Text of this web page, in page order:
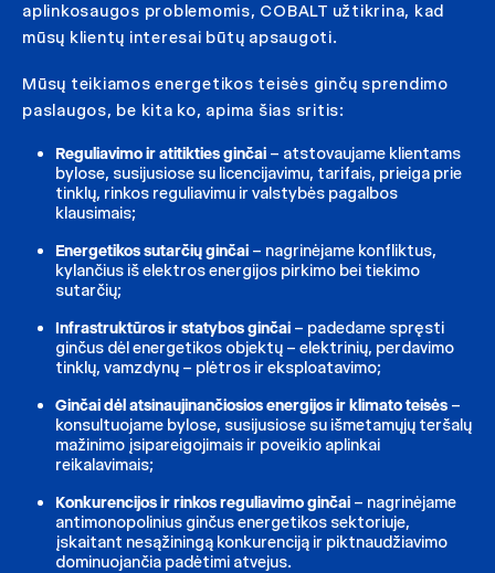
aplinkosaugos problemomis, COBALT užtikrina, kad
mūsų klientų interesai būtų apsaugoti.
Mūsų teikiamos energetikos teisės ginčų sprendimo
paslaugos, be kita ko, apima šias sritis:
Reguliavimo ir atitikties ginčai – atstovaujame klientams
bylose, susijusiose su licencijavimu, tarifais, prieiga prie
tinklų, rinkos reguliavimu ir valstybės pagalbos
klausimais;
Energetikos sutarčių ginčai – nagrinėjame konfliktus,
kylančius iš elektros energijos pirkimo bei tiekimo
sutarčių;
Infrastruktūros ir statybos ginčai – padedame spręsti
ginčus dėl energetikos objektų – elektrinių, perdavimo
tinklų, vamzdynų – plėtros ir eksploatavimo;
Ginčai dėl atsinaujinančiosios energijos ir klimato teisės –
konsultuojame bylose, susijusiose su išmetamųjų teršalų
mažinimo įsipareigojimais ir poveikio aplinkai
reikalavimais;
Konkurencijos ir rinkos reguliavimo ginčai – nagrinėjame
antimonopolinius ginčus energetikos sektoriuje,
įskaitant nesąžiningą konkurenciją ir piktnaudžiavimo
dominuojančia padėtimi atvejus.